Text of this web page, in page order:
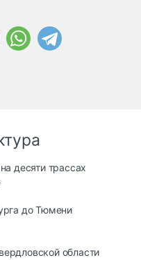
десяти трассах
до Тюмени
области